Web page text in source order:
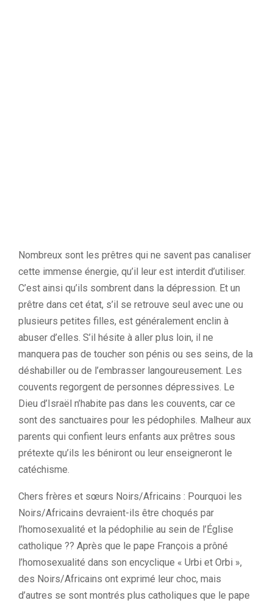
Nombreux sont les prêtres qui ne savent pas canaliser
cette immense énergie, qu’il leur est interdit d’utiliser.
C’est ainsi qu’ils sombrent dans la dépression. Et un
prêtre dans cet état, s’il se retrouve seul avec une ou
plusieurs petites filles, est généralement enclin à
abuser d’elles. S’il hésite à aller plus loin, il ne
manquera pas de toucher son pénis ou ses seins, de la
déshabiller ou de l’embrasser langoureusement. Les
couvents regorgent de personnes dépressives. Le
Dieu d’Israël n’habite pas dans les couvents, car ce
sont des sanctuaires pour les pédophiles. Malheur aux
parents qui confient leurs enfants aux prêtres sous
prétexte qu’ils les béniront ou leur enseigneront le
catéchisme.
Chers frères et sœurs Noirs/Africains : Pourquoi les
Noirs/Africains devraient-ils être choqués par
l’homosexualité et la pédophilie au sein de l’Église
catholique ?? Après que le pape François a prôné
l’homosexualité dans son encyclique « Urbi et Orbi »,
des Noirs/Africains ont exprimé leur choc, mais
d’autres se sont montrés plus catholiques que le pape